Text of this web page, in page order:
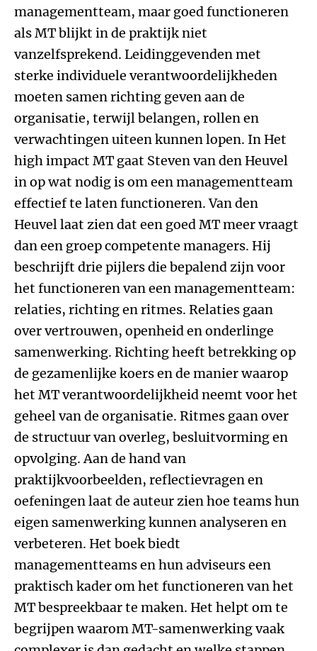
managementteam, maar goed functioneren
als MT blijkt in de praktijk niet
vanzelfsprekend. Leidinggevenden met
sterke individuele verantwoordelijkheden
moeten samen richting geven aan de
organisatie, terwijl belangen, rollen en
verwachtingen uiteen kunnen lopen. In Het
high impact MT gaat Steven van den Heuvel
in op wat nodig is om een managementteam
effectief te laten functioneren. Van den
Heuvel laat zien dat een goed MT meer vraagt
dan een groep competente managers. Hij
beschrijft drie pijlers die bepalend zijn voor
het functioneren van een managementteam:
relaties, richting en ritmes. Relaties gaan
over vertrouwen, openheid en onderlinge
samenwerking. Richting heeft betrekking op
de gezamenlijke koers en de manier waarop
het MT verantwoordelijkheid neemt voor het
geheel van de organisatie. Ritmes gaan over
de structuur van overleg, besluitvorming en
opvolging. Aan de hand van
praktijkvoorbeelden, reflectievragen en
oefeningen laat de auteur zien hoe teams hun
eigen samenwerking kunnen analyseren en
verbeteren. Het boek biedt
managementteams en hun adviseurs een
praktisch kader om het functioneren van het
MT bespreekbaar te maken. Het helpt om te
begrijpen waarom MT-samenwerking vaak